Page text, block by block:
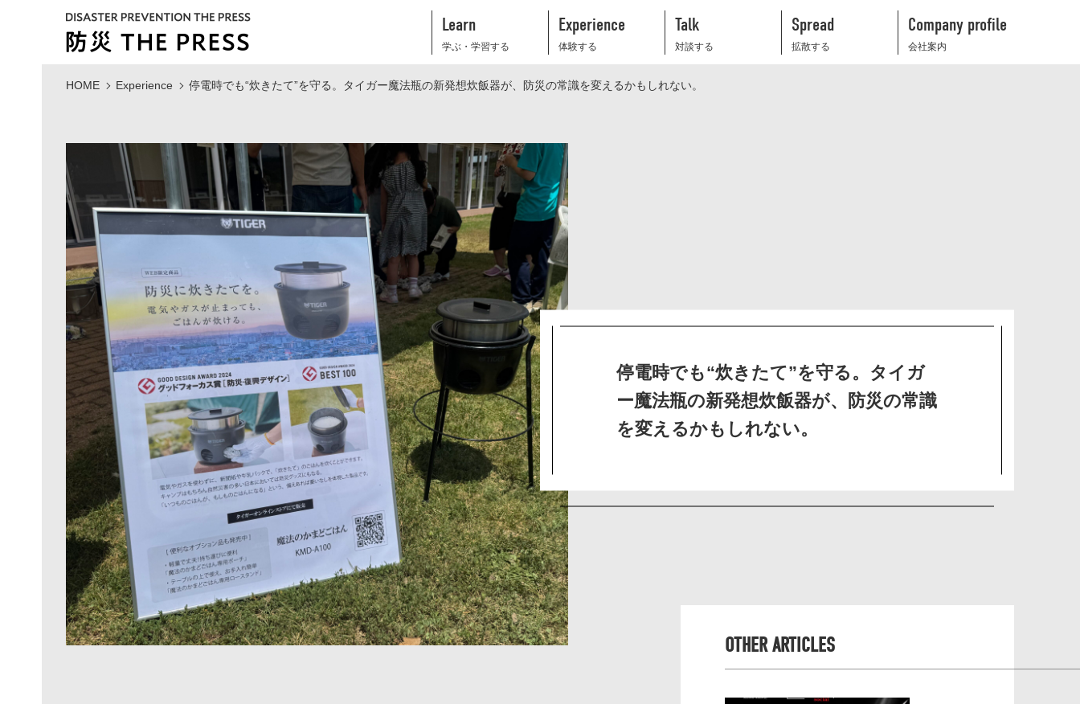
Learn
学ぶ・学習する
Experience
体験する
Talk
対談する
Spread
拡散する
Company profile
会社案内
HOME Experience 停電時でも“炊きたて”を守る。タイガー魔法瓶の新発想炊飯器が、防災の常識を変えるかもしれない。
停電時でも“炊きたて”を守る。タイガ
ー魔法瓶の新発想炊飯器が、防災の常識
を変えるかもしれない。
OTHER ARTICLES